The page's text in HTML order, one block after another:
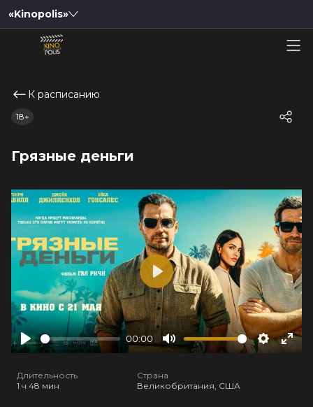
«Kinopolis»
К расписанию
Грязные деньги
18+
Play
00:00
Mute Settings
Play
Длительность
1 ч 48 мин
Страна
Великобритания, США